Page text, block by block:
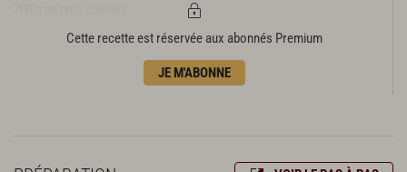
Cuisson des pois chiches
Cette recette est réservée aux abonnés Premium
JE M'ABONNE